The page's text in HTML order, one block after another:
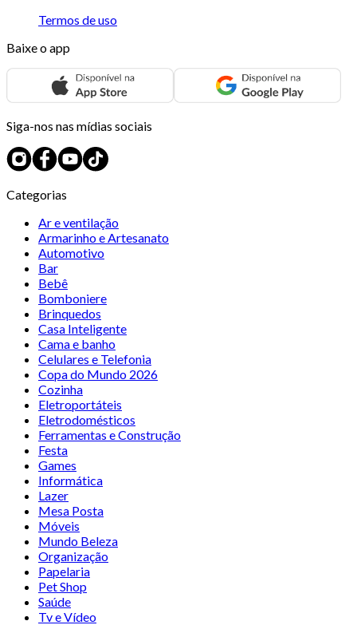
Termos de uso
Baixe o app
Siga-nos nas mídias sociais
Categorias
Ar e ventilação
Armarinho e Artesanato
Automotivo
Bar
Bebê
Bomboniere
Brinquedos
Casa Inteligente
Cama e banho
Celulares e Telefonia
Copa do Mundo 2026
Cozinha
Eletroportáteis
Eletrodomésticos
Ferramentas e Construção
Festa
Games
Informática
Lazer
Mesa Posta
Móveis
Mundo Beleza
Organização
Papelaria
Pet Shop
Saúde
Tv e Vídeo